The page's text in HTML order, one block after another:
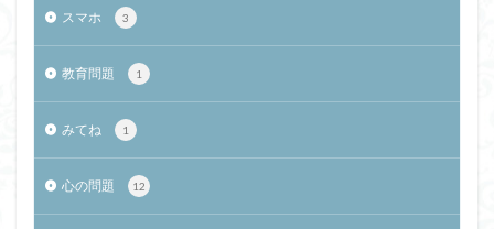
スマホ 3
教育問題 1
みてね 1
心の問題 12